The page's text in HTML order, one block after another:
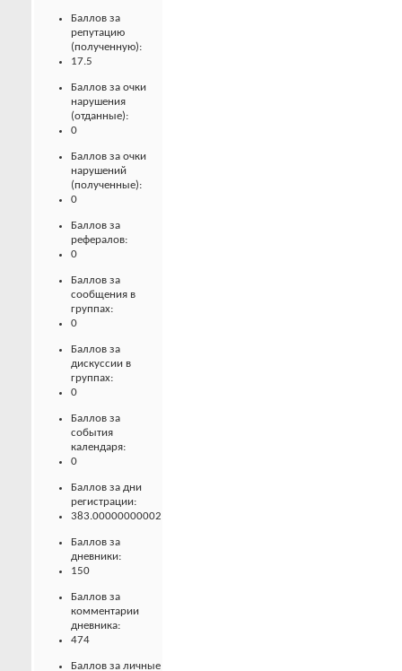
Баллов за
репутацию
(полученную):
17.5
Баллов за очки
нарушения
(отданные):
0
Баллов за очки
нарушений
(полученные):
0
Баллов за
рефералов:
0
Баллов за
сообщения в
группах:
0
Баллов за
дискуссии в
группах:
0
Баллов за
события
календаря:
0
Баллов за дни
регистрации:
383.00000000002
Баллов за
дневники:
150
Баллов за
комментарии
дневника:
474
Баллов за личные